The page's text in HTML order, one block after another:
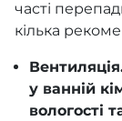
часті
кілька
у ванній
вологості